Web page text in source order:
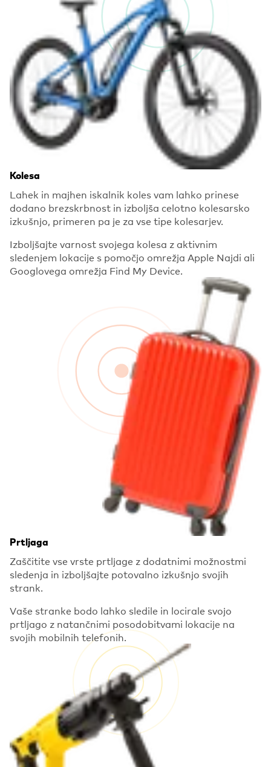
Kolesa
Lahek in majhen iskalnik koles vam lahko prinese
dodano brezskrbnost in izboljša celotno kolesarsko
izkušnjo, primeren pa je za vse tipe kolesarjev.
Izboljšajte varnost svojega kolesa z aktivnim
sledenjem lokacije s pomočjo omrežja Apple Najdi ali
Googlovega omrežja Find My Device.
Prtljaga
Zaščitite vse vrste prtljage z dodatnimi možnostmi
sledenja in izboljšajte potovalno izkušnjo svojih
strank.
Vaše stranke bodo lahko sledile in locirale svojo
prtljago z natančnimi posodobitvami lokacije na
svojih mobilnih telefonih.